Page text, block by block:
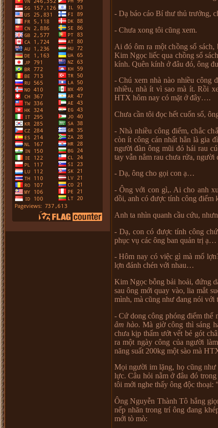
- Dạ báo cáo Bí thưthủ trưởng,
- Chưa xong tôi cũng xem.
Ai đó ôm ra một chồng sổ sách,
Kim Ngọc liếc qua chồng sổ
kính. Quên kính ởđâu đó, ông đ
- Chú xem nhà nào nhiều công
nhiều, nhà ít vì sao mà ít. Rồi
HTX hôm nay có mặt ởđây….
Chưa cần tôi đọc hết cuốn sổ,
- Nhà nhiều công điểm, chắc chắ
còn ít công cán nhất hẳn là gia
người đàn ông mũi đỏ hái rau
tay vẫn nắm rau chưa rửa, người
- Dạ, ông cho gọi con ạ…
- Ông với con gì,. Ai cho anh x
dồi, anh có được tính công điểm
Anh ta nhìn quanh cầu cứu, như
- Dạ, con có được tính công chứ
phục vụ các ông ban quản trị ạ…
-Hôm nay có việc gì mà mổlợ
lợn đánh chén với nhau…
Kim Ngọc bỗng bải hoải, đứng d
sau ông mới quay vào, lia mắt su
mình, mà cũng nhưđang nói với t
- Cứdong công phóng điểm thế
âm hào. Mà giờcông thì sáng
chưa kịp thấm ướt vết bẻ gót
ra một ngày công của người
năng suất 200kg một sào mà
Mọi người im lặng, họ cũng như
lực. Câu hỏi nằmởđâu đó trong
tôi mới nghe thấy ông độc thoại:
Ông Nguyễn Thành Tô hắng giọ
nếp nhăn trong trí ông đang
mới tò mò: